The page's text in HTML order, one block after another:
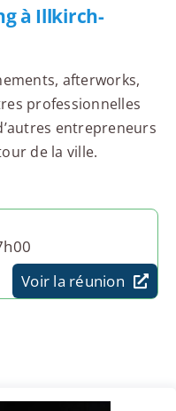
à Illkirch-
afterworks,
professionnelles
entrepreneurs
de la ville.
Voir la réunion